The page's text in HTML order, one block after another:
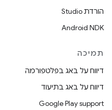
הורדת Studio
Android NDK
תמיכה
דיווח על באג בפלטפורמה
דיווח על באג בתיעוד
Google Play support